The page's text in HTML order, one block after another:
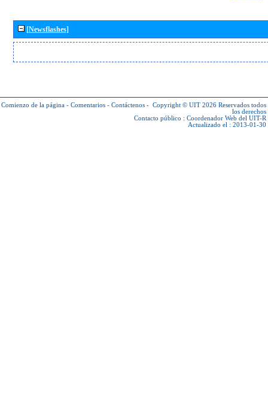
[Newsflashes]
Comienzo de la página - Comentarios - Contáctenos - Copyright © UIT 2026 Reservados todos
los derechos
Contacto público : Coordenador Web del UIT-R
Actualizado el : 2013-01-30